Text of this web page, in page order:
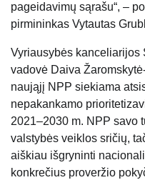
pageidavimų sąrašu“, –
pirmininkas Vytautas
Vyriausybės kanceliarijos
vadovė Daiva
naująjį NPP siekiama
nepakankamo
2021–2030 m. NPP savo
valstybės veiklos sričių,
aiškiau išgryninti
konkrečius proveržio